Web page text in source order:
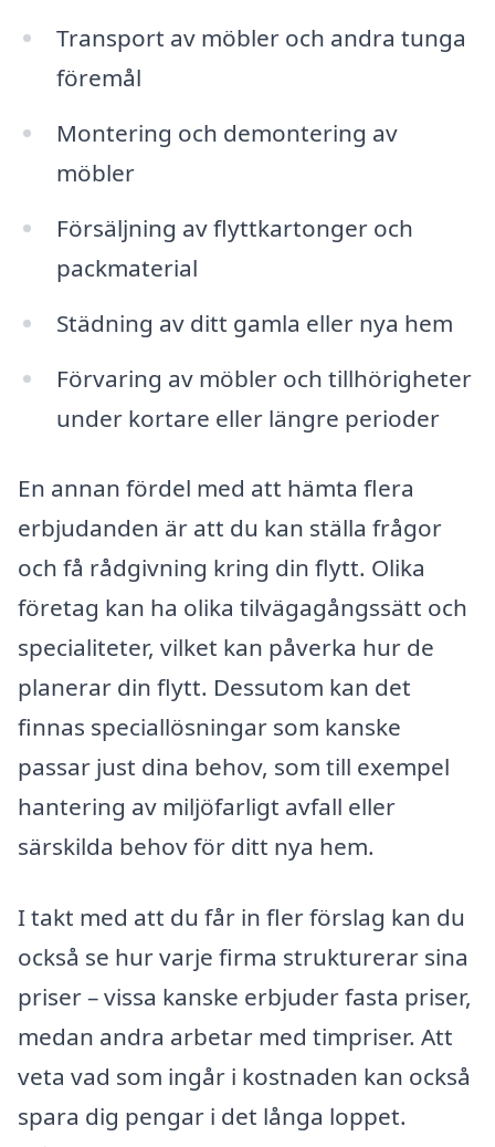
Transport av möbler och andra tunga
föremål
Montering och demontering av
möbler
Försäljning av flyttkartonger och
packmaterial
Städning av ditt gamla eller nya hem
Förvaring av möbler och tillhörigheter
under kortare eller längre perioder
En annan fördel med att hämta flera
erbjudanden är att du kan ställa frågor
och få rådgivning kring din flytt. Olika
företag kan ha olika tilvägagångssätt och
specialiteter, vilket kan påverka hur de
planerar din flytt. Dessutom kan det
finnas speciallösningar som kanske
passar just dina behov, som till exempel
hantering av miljöfarligt avfall eller
särskilda behov för ditt nya hem.
I takt med att du får in fler förslag kan du
också se hur varje firma strukturerar sina
priser – vissa kanske erbjuder fasta priser,
medan andra arbetar med timpriser. Att
veta vad som ingår i kostnaden kan också
spara dig pengar i det långa loppet.